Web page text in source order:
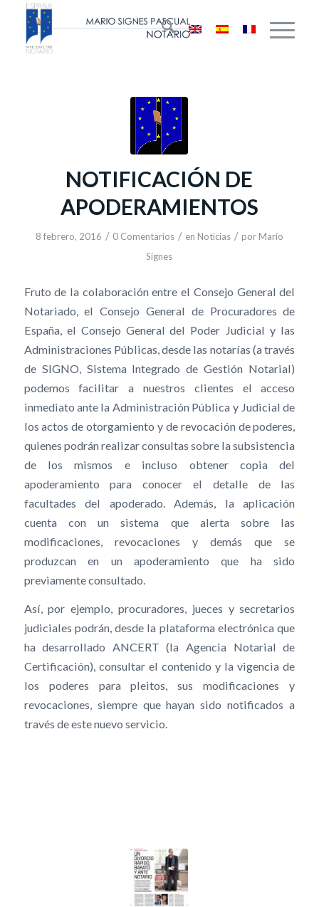
NOTIFICACIÓN DE
APODERAMIENTOS
8 febrero, 2016 / 0 Comentarios / en Noticias / por Mario
Signes
Fruto de la colaboración entre el Consejo General del
Notariado, el Consejo General de Procuradores de
España, el Consejo General del Poder Judicial y las
Administraciones Públicas, desde las notarías (a través
de SIGNO, Sistema Integrado de Gestión Notarial)
podemos facilitar a nuestros clientes el acceso
inmediato ante la Administración Pública y Judicial de
los actos de otorgamiento y de revocación de poderes,
quienes podrán realizar consultas sobre la subsistencia
de los mismos e incluso obtener copia del
apoderamiento para conocer el detalle de las
facultades del apoderado. Además, la aplicación
cuenta con un sistema que alerta sobre las
modificaciones, revocaciones y demás que se
produzcan en un apoderamiento que ha sido
previamente consultado.
Así, por ejemplo, procuradores, jueces y secretarios
judiciales podrán, desde la plataforma electrónica que
ha desarrollado ANCERT (la Agencia Notarial de
Certificación), consultar el contenido y la vigencia de
los poderes para pleitos, sus modificaciones y
revocaciones, siempre que hayan sido notificados a
través de este nuevo servicio.